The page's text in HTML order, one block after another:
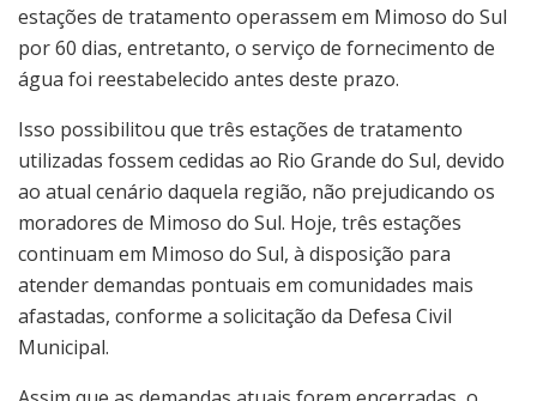
estações de tratamento operassem em Mimoso do Sul
por 60 dias, entretanto, o serviço de fornecimento de
água foi reestabelecido antes deste prazo.
Isso possibilitou que três estações de tratamento
utilizadas fossem cedidas ao Rio Grande do Sul, devido
ao atual cenário daquela região, não prejudicando os
moradores de Mimoso do Sul. Hoje, três estações
continuam em Mimoso do Sul, à disposição para
atender demandas pontuais em comunidades mais
afastadas, conforme a solicitação da Defesa Civil
Municipal.